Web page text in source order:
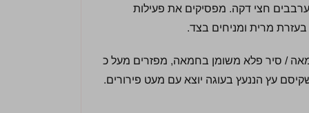
חצי דקה. מפסיקים את פעילות
מרית ומניחים בצד.
בחמאה / סיר פלא משומן בחמאה, מפזרים מעל כ